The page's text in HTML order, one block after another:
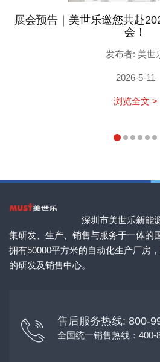
展会预告｜美世乐邀您共赴
会！
发布者: 美世
2026-5-11
浏览全文 >
深圳市美世乐新能
集研发、生产、销售与服务于一体的
拥有50000平方米的自动化生产厂房
的研发及销售中心。
售后服务热线: 800-
全国统一销售热线：400-